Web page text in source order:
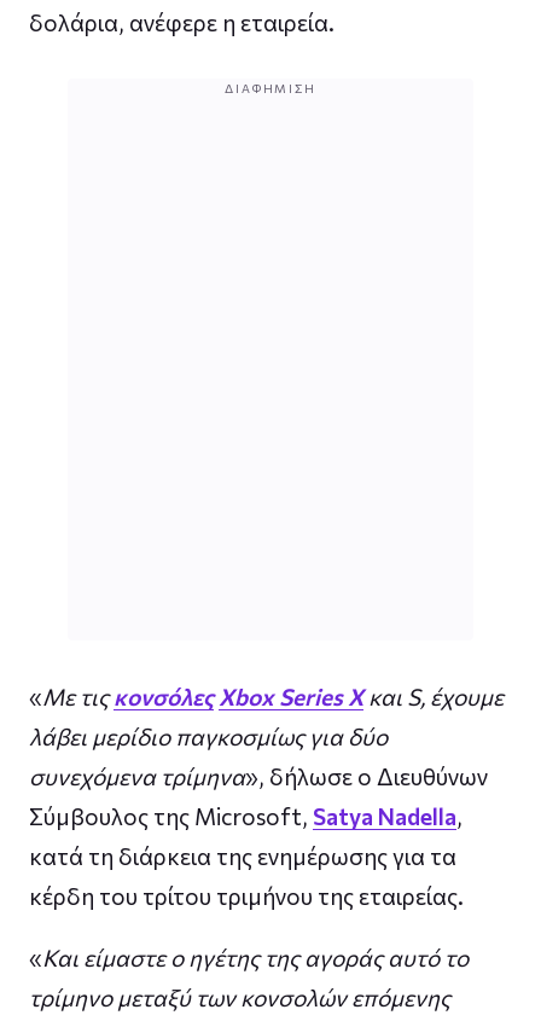
δολάρια, ανέφερε η εταιρεία.
ΔΙΑΦΉΜΙΣΗ
«Με τιςκονσόλες Xbox Series Xκαι S, έχουμε
λάβει μερίδιο παγκοσμίως για δύο
συνεχόμενα τρίμηνα», δήλωσε ο Διευθύνων
Σύμβουλος της Microsoft, Satya Nadella,
κατά τη διάρκεια της ενημέρωσης για τα
κέρδη του τρίτου τριμήνου της εταιρείας.
«Και είμαστε ο ηγέτης της αγοράς αυτό το
τρίμηνο μεταξύ των κονσολών επόμενης